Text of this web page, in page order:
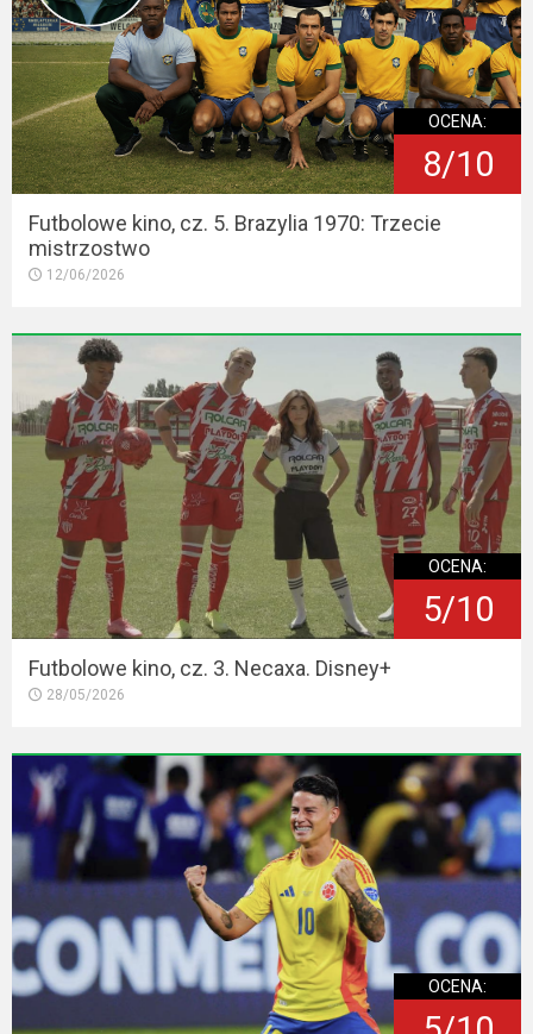
OCENA:
8/10
Futbolowe kino, cz. 5. Brazylia 1970: Trzecie
mistrzostwo
12/06/2026
OCENA:
5/10
Futbolowe kino, cz. 3. Necaxa. Disney+
28/05/2026
OCENA: